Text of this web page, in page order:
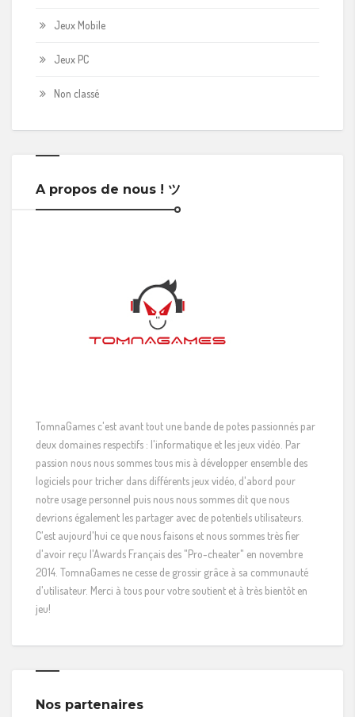
Jeux Mobile
Jeux PC
Non classé
A propos de nous ! ツ
TomnaGames c'est avant tout une bande de potes passionnés par
deux domaines respectifs : l'informatique et les jeux vidéo. Par
passion nous nous sommes tous mis à développer ensemble des
logiciels pour tricher dans différents jeux vidéo, d'abord pour
notre usage personnel puis nous nous sommes dit que nous
devrions également les partager avec de potentiels utilisateurs.
C'est aujourd'hui ce que nous faisons et nous sommes très fier
d'avoir reçu l'Awards Français des "Pro-cheater" en novembre
2014. TomnaGames ne cesse de grossir grâce à sa communauté
d'utilisateur. Merci à tous pour votre soutient et à très bientôt en
jeu!
Nos partenaires